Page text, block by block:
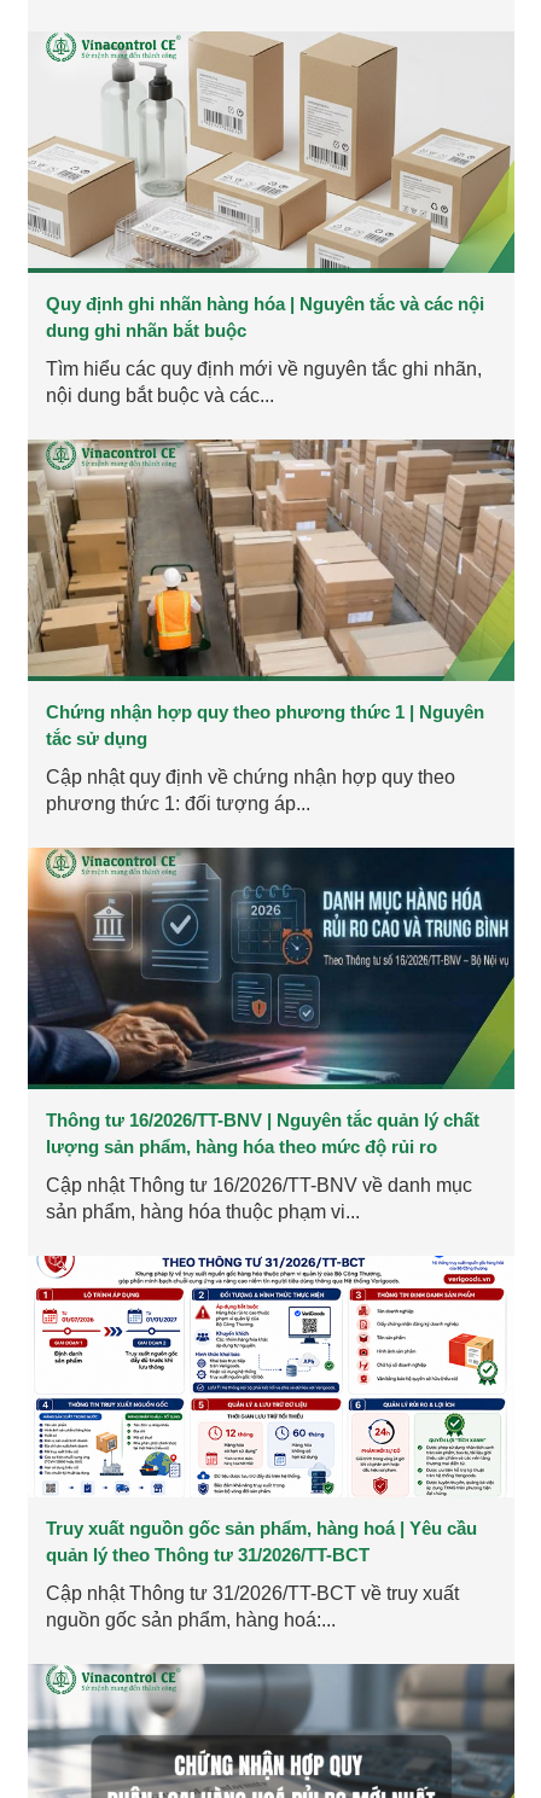
Quy định ghi nhãn hàng hóa | Nguyên tắc và các nội
dung ghi nhãn bắt buộc
Tìm hiểu các quy định mới về nguyên tắc ghi nhãn,
nội dung bắt buộc và các...
Chứng nhận hợp quy theo phương thức 1 | Nguyên
tắc sử dụng
Cập nhật quy định về chứng nhận hợp quy theo
phương thức 1: đối tượng áp...
Thông tư 16/2026/TT-BNV | Nguyên tắc quản lý chất
lượng sản phẩm, hàng hóa theo mức độ rủi ro
Cập nhật Thông tư 16/2026/TT-BNV về danh mục
sản phẩm, hàng hóa thuộc phạm vi...
Truy xuất nguồn gốc sản phẩm, hàng hoá | Yêu cầu
quản lý theo Thông tư 31/2026/TT-BCT
Cập nhật Thông tư 31/2026/TT-BCT về truy xuất
nguồn gốc sản phẩm, hàng hoá:...